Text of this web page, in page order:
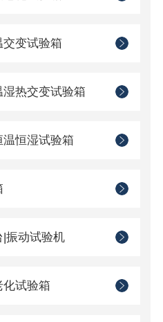
交变试验箱
湿热交变试验箱
温恒湿试验箱
|振动试验机
化试验箱